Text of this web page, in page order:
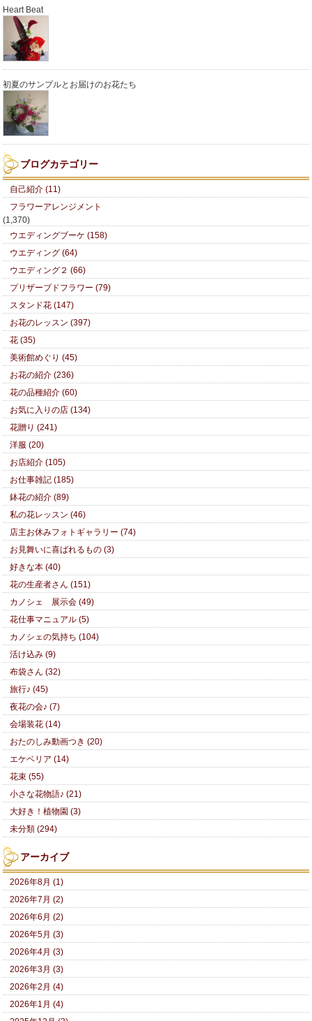
Heart Beat
初夏のサンプルとお届けのお花たち
ブログカテゴリー
自己紹介 (11)
フラワーアレンジメント
(1,370)
ウエディングブーケ (158)
ウエディング (64)
ウエディング２ (66)
プリザーブドフラワー (79)
スタンド花 (147)
お花のレッスン (397)
花 (35)
美術館めぐり (45)
お花の紹介 (236)
花の品種紹介 (60)
お気に入りの店 (134)
花贈り (241)
洋服 (20)
お店紹介 (105)
お仕事雑記 (185)
鉢花の紹介 (89)
私の花レッスン (46)
店主お休みフォトギャラリー (74)
お見舞いに喜ばれるもの (3)
好きな本 (40)
花の生産者さん (151)
カノシェ 展示会 (49)
花仕事マニュアル (5)
カノシェの気持ち (104)
活け込み (9)
布袋さん (32)
旅行♪ (45)
夜花の会♪ (7)
会場装花 (14)
おたのしみ動画つき (20)
エケベリア (14)
花束 (55)
小さな花物語♪ (21)
大好き！植物園 (3)
未分類 (294)
アーカイブ
2026年8月 (1)
2026年7月 (2)
2026年6月 (2)
2026年5月 (3)
2026年4月 (3)
2026年3月 (3)
2026年2月 (4)
2026年1月 (4)